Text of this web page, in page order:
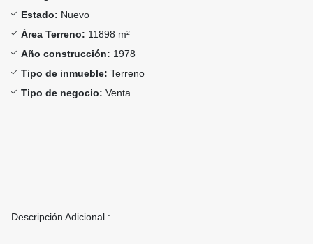
Estado: Nuevo
Área Terreno: 11898 m²
Año construcción: 1978
Tipo de inmueble: Terreno
Tipo de negocio: Venta
Descripción Adicional :